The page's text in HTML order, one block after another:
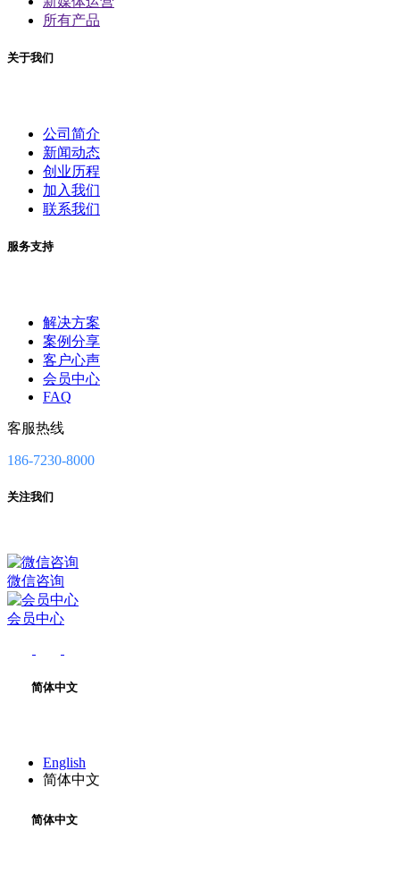
所有产品
关于我们
公司简介
新闻动态
创业历程
加入我们
联系我们
服务支持
解决方案
案例分享
客户心声
会员中心
FAQ
客服热线
186-7230-8000
关注我们
微信咨询
会员中心
简体中文
English
简体中文
简体中文